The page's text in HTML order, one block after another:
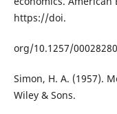
https://doi.
org/10.1257/
Simon, H. A. (1957).
Wiley & Sons.